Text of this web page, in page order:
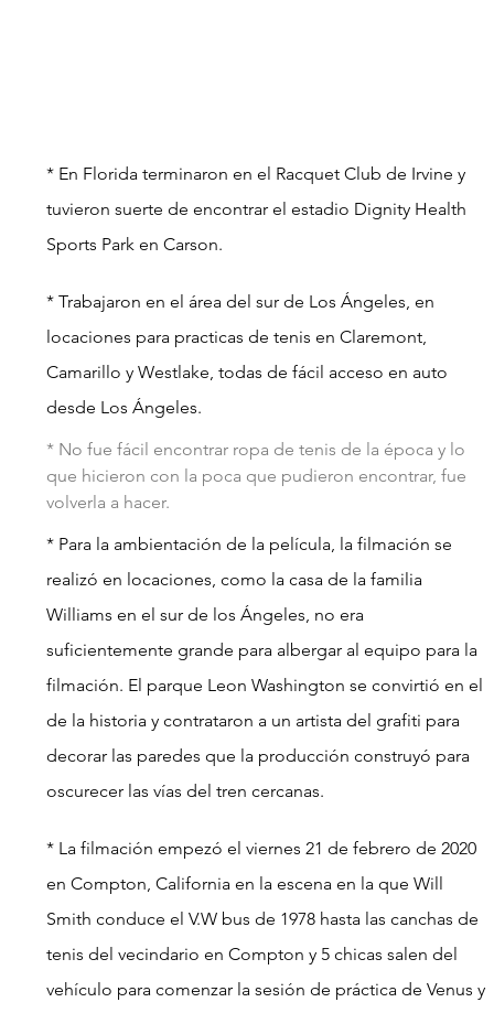
* En Florida terminaron en el Racquet Club de Irvine y
tuvieron suerte de encontrar el estadio Dignity Health
Sports Park en Carson.
* Trabajaron en el área del sur de Los Ángeles, en
locaciones para practicas de tenis en Claremont,
Camarillo y Westlake, todas de fácil acceso en auto
desde Los Ángeles.
* No fue fácil encontrar ropa de tenis de la época y lo
que hicieron con la poca que pudieron encontrar, fue
volverla a hacer.
* Para la ambientación de la película, la filmación se
realizó en locaciones, como la casa de la familia
Williams en el sur de los Ángeles, no era
suficientemente grande para albergar al equipo para la
filmación. El parque Leon Washington se convirtió en el
de la historia y contrataron a un artista del grafiti para
decorar las paredes que la producción construyó para
oscurecer las vías del tren cercanas.
* La filmación empezó el viernes 21 de febrero de 2020
en Compton, California en la escena en la que Will
Smith conduce el V.W bus de 1978 hasta las canchas de
tenis del vecindario en Compton y 5 chicas salen del
vehículo para comenzar la sesión de práctica de Venus y